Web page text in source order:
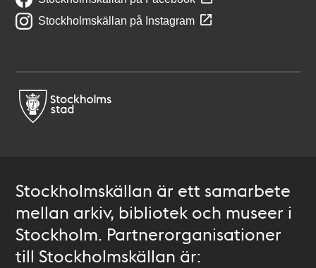
Stockholmskällan på Instagram
Stockholmskällan är ett samarbete
mellan arkiv, bibliotek och museer i
Stockholm. Partnerorganisationer
till Stockholmskällan är: